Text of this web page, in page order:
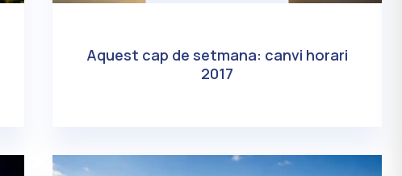
Aquest cap de setmana: canvi horari
2017